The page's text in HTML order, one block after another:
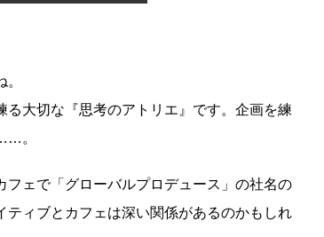
大切な『思考のアトリエ』です。企画を練
。
ェで「グローバルプロデュース」の社名の
ィブとカフェは深い関係があるのかもしれ